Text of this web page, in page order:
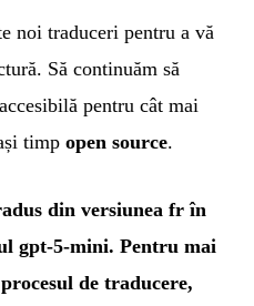
noi traduceri pentru a vă
Să continuăm să
pentru cât mai
timp open source.
din versiunea fr în
gpt-5-mini. Pentru mai
de traducere,